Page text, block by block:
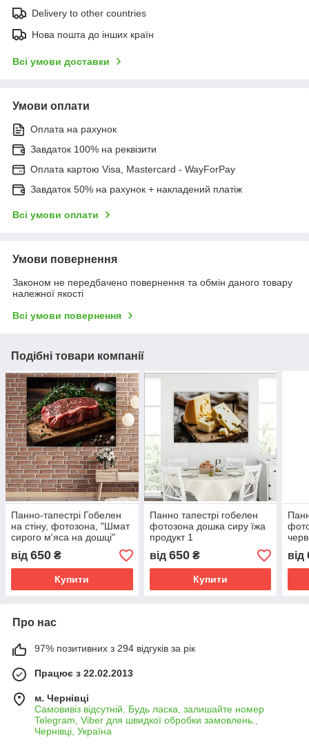
Delivery to other countries
Нова пошта до інших країн
Всі умови доставки
Умови оплати
Оплата на рахунок
Завдаток 100% на реквізити
Оплата картою Visa, Mastercard - WayForPay
Завдаток 50% на рахунок + накладений платіж
Всі умови оплати
Умови повернення
Законом не передбачено повернення та обмін даного товару
належної якості
Всі умови повернення
Подібні товари компанії
Панно-тапестрі Гобелен
на стіну, фотозона, "Шмат
сирого м'яса на дошці"
від 650 ₴
Купити
Панно тапестрі гобелен
фотозона дошка сиру їжа
продукт 1
від 650₴
Купити
фоні
від
Про нас
97% позитивних з 294 відгуків за рік
Працює з 22.02.2013
м. Чернівці
Самовивіз відсутній. Будь ласка, залишайте номер
Telegram, Viber для швидкої обробки замовлень.,
Чернівці, Україна